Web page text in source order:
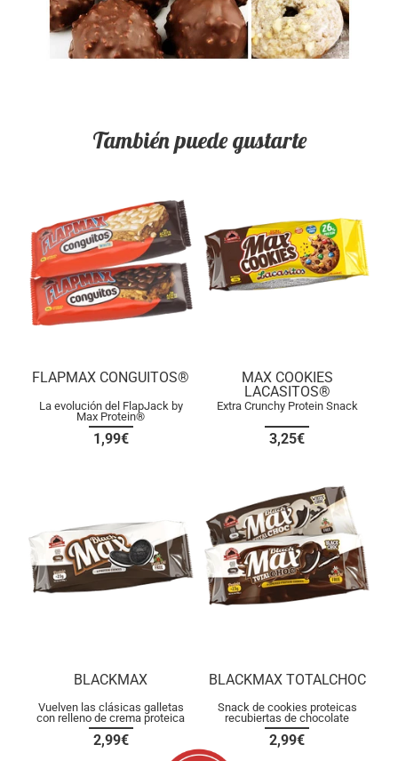
También puede gustarte
FLAPMAX CONGUITOS®
La evolución del FlapJack by
Max Protein®
1,99€
MAX COOKIES
LACASITOS®
Extra Crunchy Protein Snack
3,25€
BLACKMAX
Vuelven las clásicas galletas
con relleno de crema proteica
2,99€
BLACKMAX TOTALCHOC
Snack de cookies proteicas
recubiertas de chocolate
2,99€